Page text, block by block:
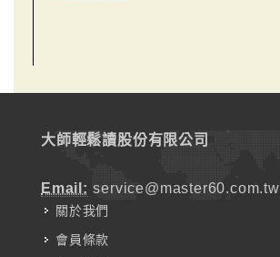
大師輕鬆讀股份有限公司
Email: service@master60.com.tw
關於我們
會員條款